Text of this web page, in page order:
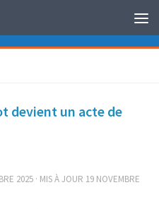
devient un acte de
2025 · MIS À JOUR 19 NOVEMBRE